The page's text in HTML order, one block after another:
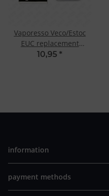
Vaporesso Veco/Estoc
EUC replacement
ceramic coil
10,95 *
information
payment methods